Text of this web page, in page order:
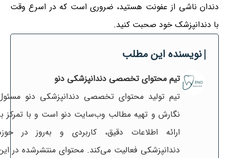
دندان ناشی از عفونت هستید، ضروری است که در اسرع وقت
با دندانپزشک خود صحبت کنید.
نویسنده این مطلب
تیم محتوای تخصصی دندانپزشکی دنو
تیم تولید محتوای تخصصی دندانپزشکی دنو
نگارش و تهیه مطالب وب‌سایت دنو است و با تمرکز
ارائه اطلاعات دقیق، کاربردی و به‌روز در
دندانپزشکی فعالیت می‌کند. محتوای منتشرشده در